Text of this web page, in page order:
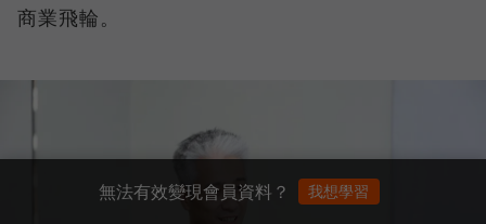
商業飛輪。
無法有效變現會員資料？ 我想學習